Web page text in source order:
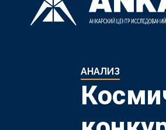
АНАЛИЗ